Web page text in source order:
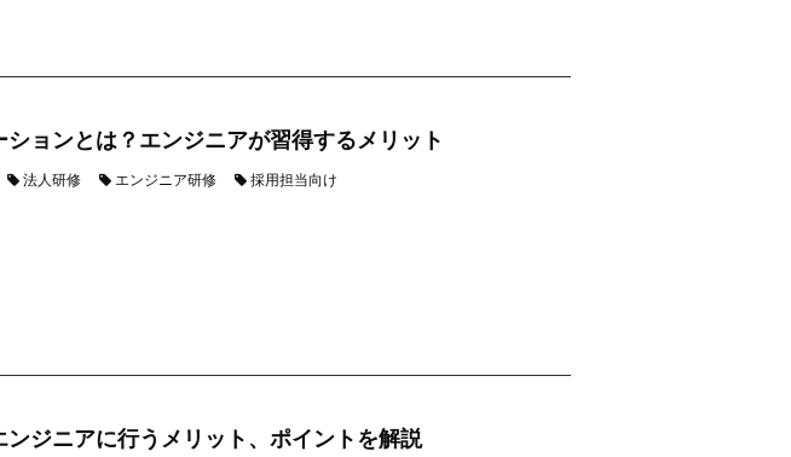
ョンとは？エンジニアが習得するメリット
法人研修 エンジニア研修 採用担当向け
ジニアに行うメリット、ポイントを解説